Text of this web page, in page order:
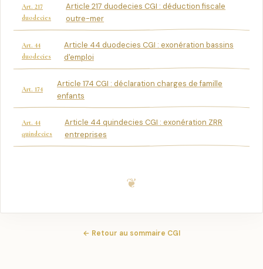
Art. 217
duodecies
Article 217 duodecies CGI : déduction fiscale
outre-mer
Art. 44
duodecies
Article 44 duodecies CGI : exonération bassins
d'emploi
Art. 174
Article 174 CGI : déclaration charges de famille
enfants
Art. 44
quindecies
Article 44 quindecies CGI : exonération ZRR
entreprises
← Retour au sommaire CGI